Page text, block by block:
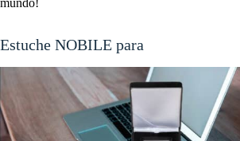
Estuche NOBILE para lingo